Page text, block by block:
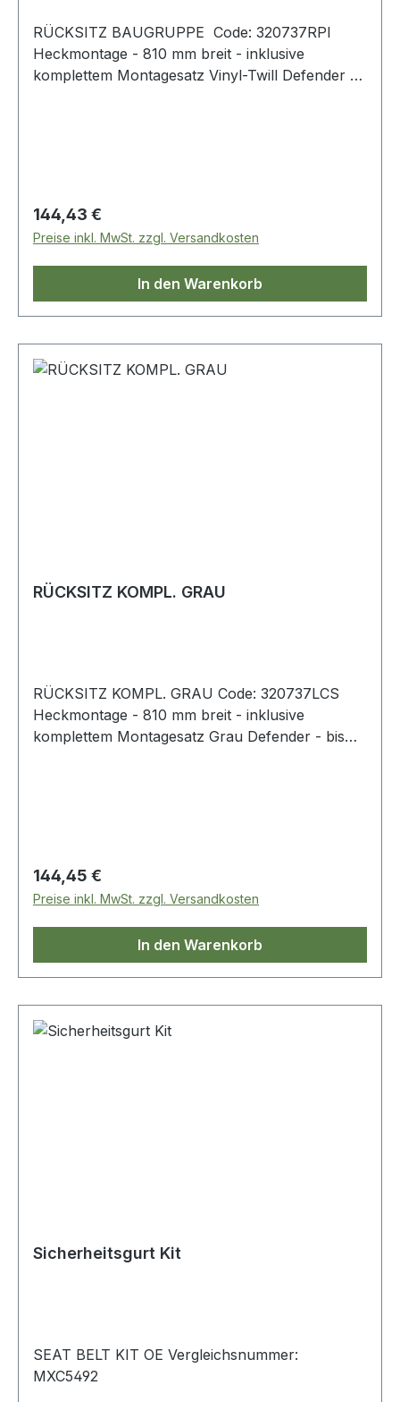
RÜCKSITZ BAUGRUPPE Code: 320737RPI
Heckmontage - 810 mm breit - inklusive
komplettem Montagesatz Vinyl-Twill Defender -
Regulärer Preis:
144,43 €
Preise inkl. MwSt. zzgl. Versandkosten
In den Warenkorb
RÜCKSITZ KOMPL. GRAU
RÜCKSITZ KOMPL. GRAU Code: 320737LCS
Heckmontage - 810 mm breit - inklusive
komplettem Montagesatz Grau Defender - bis
Regulärer Preis:
144,45 €
Preise inkl. MwSt. zzgl. Versandkosten
In den Warenkorb
Sicherheitsgurt Kit
SEAT BELT KIT OE Vergleichsnummer:
MXC5492